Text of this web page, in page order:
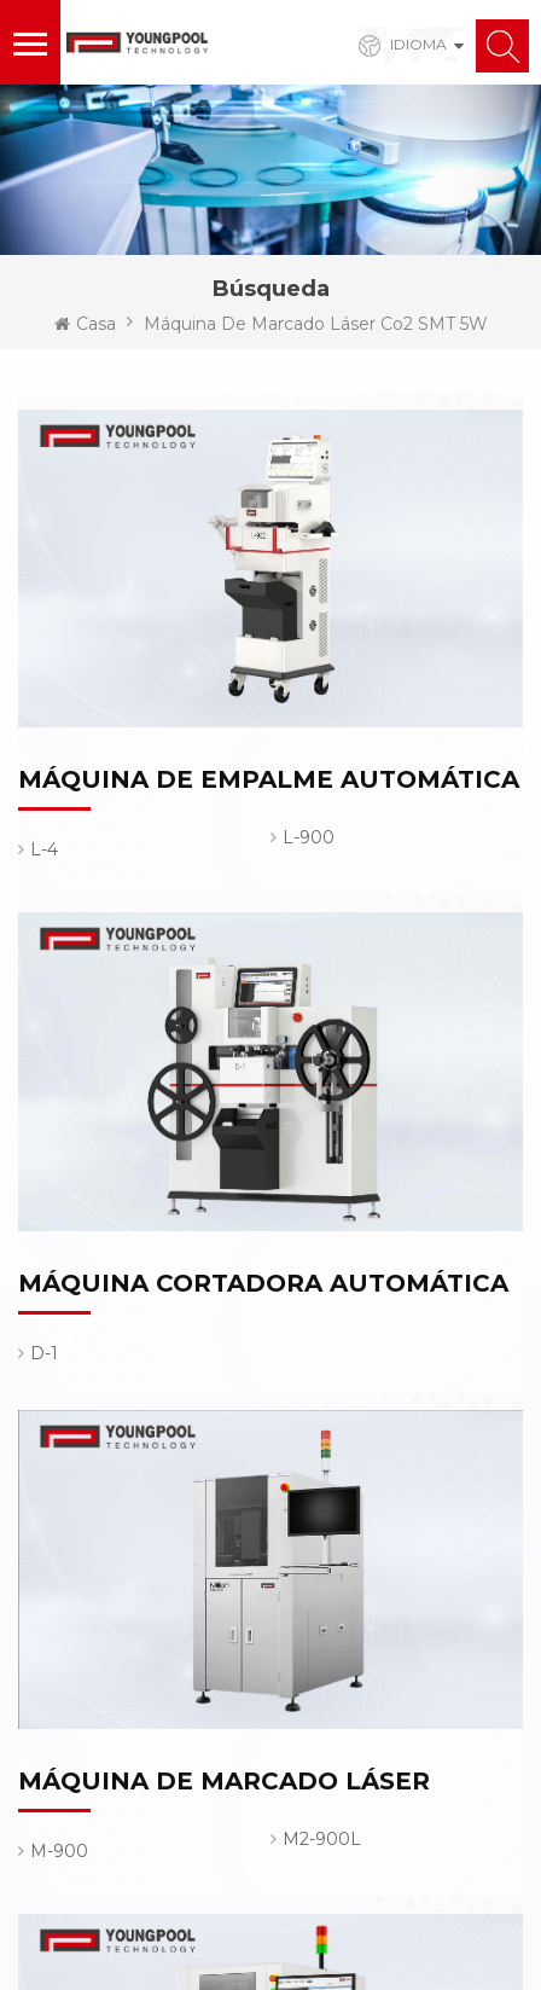
IDIOMA
Búsqueda
Casa Máquina De Marcado Láser Co2 SMT 5W
MÁQUINA DE EMPALME AUTOMÁTICA
L-4
L-900
MÁQUINA CORTADORA AUTOMÁTICA
D-1
MÁQUINA DE MARCADO LÁSER
M-900
M2-900L